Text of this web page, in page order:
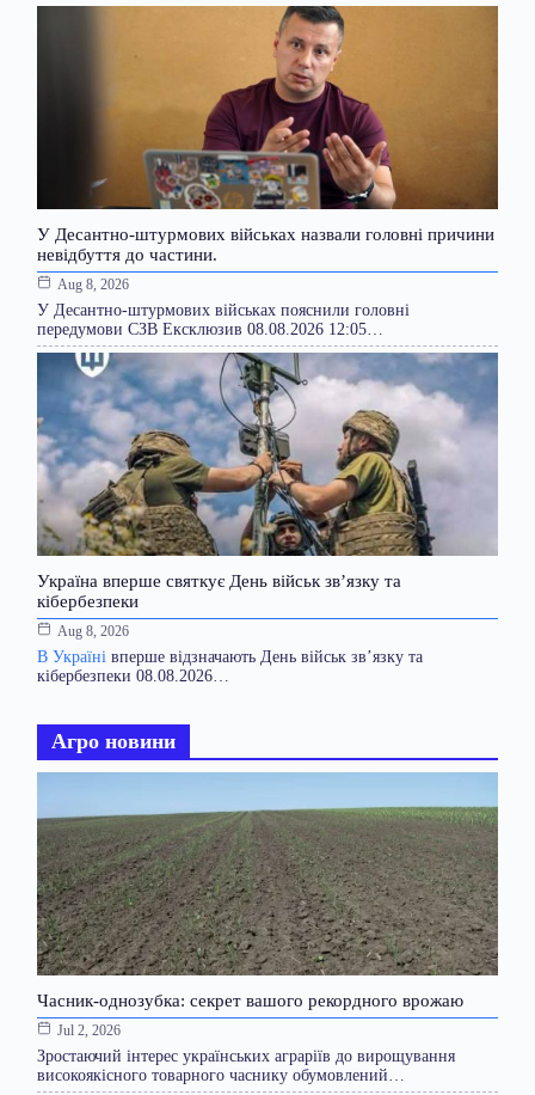
У Десантно-штурмових військах назвали головні причини
невідбуття до частини.
Aug 8, 2026
У Десантно-штурмових військах пояснили головні
передумови СЗВ Ексклюзив 08.08.2026 12:05…
Україна вперше святкує День військ зв’язку та
кібербезпеки
Aug 8, 2026
В Україні вперше відзначають День військ зв’язку та
кібербезпеки 08.08.2026…
Агро новини
Часник-однозубка: секрет вашого рекордного врожаю
Jul 2, 2026
Зростаючий інтерес українських аграріїв до вирощування
високоякісного товарного часнику обумовлений…